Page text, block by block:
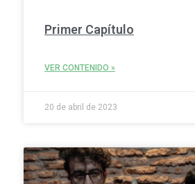
Primer Capítulo
VER CONTENIDO »
20 de abril de 2023